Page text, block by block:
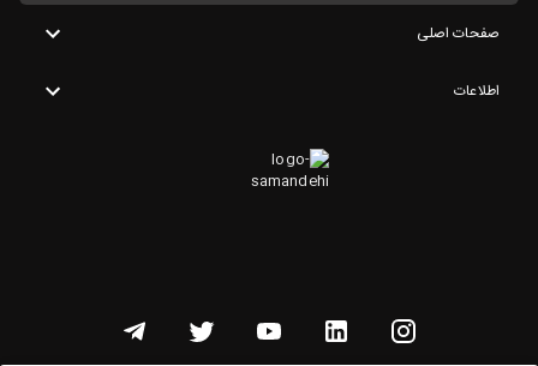
صفحات اصلی
اطلاعات